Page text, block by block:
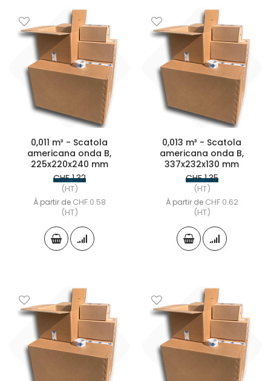
0,011 m³ - Scatola
americana onda B,
225x220x240 mm
CHF 1.32
(HT)
À partir de CHF 0.58
(HT)
0,013 m³ - Scatola
americana onda B,
337x232x130 mm
CHF 1.35
(HT)
À partir de CHF 0.62
(HT)